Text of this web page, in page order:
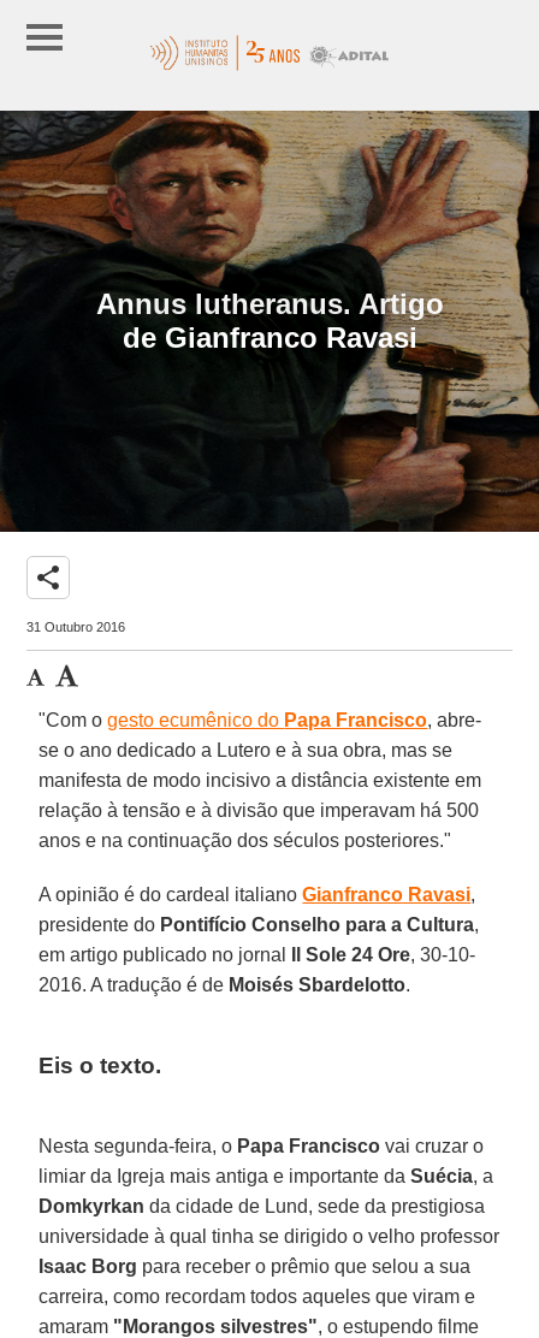
Annus lutheranus. Artigo
de Gianfranco Ravasi
share
31 Outubro 2016
"Com ogesto ecumênico do Papa Francisco, abre-
se o ano dedicado a Lutero e à sua obra, mas se
manifesta de modo incisivo a distância existente em
relação à tensão e à divisão que imperavam há 500
anos e na continuação dos séculos posteriores."
A opinião é do cardeal italianoGianfranco Ravasi,
presidente do Pontifício Conselho para a Cultura,
em artigo publicado no jornal
Il Sole 24 Ore, 30-10-
2016. A tradução é de Moisés Sbardelotto.
Eis o texto.
Nesta segunda-feira, o Papa Francisco vai cruzar o
limiar da Igreja mais antiga e importante daSuécia, a
Domkyrkan da cidade de Lund, sede da prestigiosa
universidade à qual tinha se dirigido o velho professor
Isaac Borg para receber o prêmio que selou a sua
carreira, como recordam todos aqueles que viram e
amaram "Morangos silvestres", o estupendo filme